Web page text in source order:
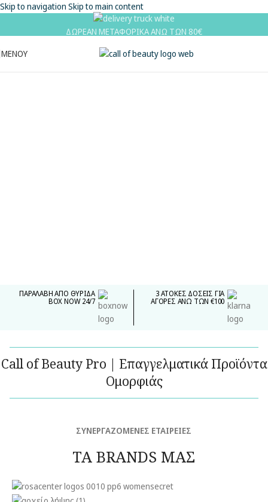
Skip to navigation Skip to main content
ΔΩΡΕΑΝ ΜΕΤΑΦΟΡΙΚΑ ΑΝΩ ΤΩΝ 80€
ΜΕΝΟΎ
ΠΑΡΑΛΑΒΗ ΑΠΟ ΘΥΡΙΔΑ
BOX NOW 24/7
3 ΑΤΟΚΕΣ ΔΟΣΕΙΣ ΓΙΑ
ΑΓΟΡΕΣ ΑΝΩ ΤΩΝ €100
Call of Beauty Pro | Επαγγελματικά Προϊόντα
Ομορφιάς
ΣΥΝΕΡΓΑΖΟΜΕΝΕΣ ΕΤΑΙΡΕΙΕΣ
ΤΑ BRANDS ΜΑΣ